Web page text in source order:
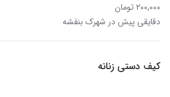
۲۰۰,۰۰۰ تومان
دقایقی پیش در شهرک بنفشه
کیف دستی زنانه